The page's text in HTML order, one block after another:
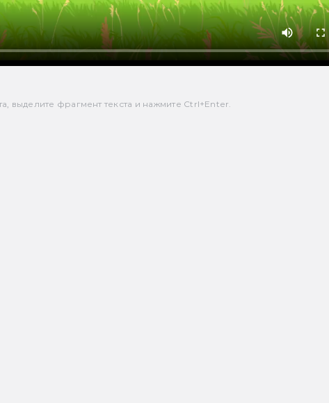
выделите фрагмент текста и нажмите Ctrl+Enter.